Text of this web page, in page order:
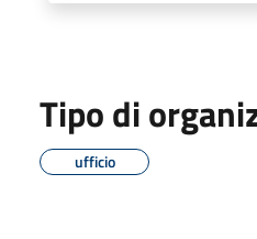
Tipo di
ufficio